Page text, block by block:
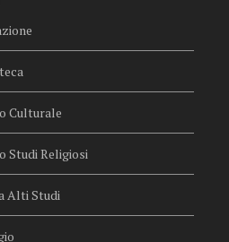
Culturale
Studi Religiosi
Alti Studi